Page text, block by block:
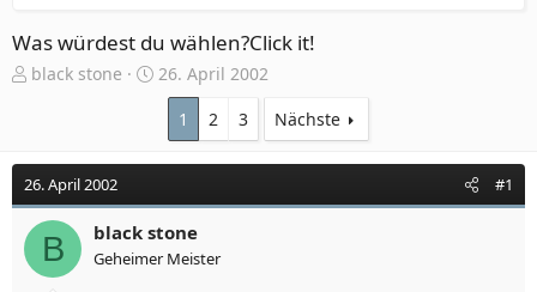
Was würdest du wählen?Click it!
E
e
l
l
e
black stone
E
e
l
t
a
26. April 2002
1
2 3 Nächste
26. April 2002 #1
B black stone
Geheimer Meister